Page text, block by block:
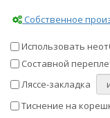
Собственное
Использовать
Составной
Ляссе-закладка
Тиснение на